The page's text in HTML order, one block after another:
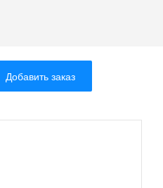
Добавить заказ